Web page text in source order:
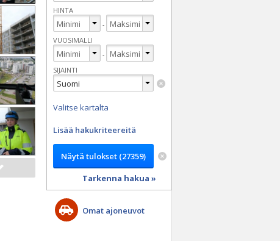
HINTA
-
VUOSIMALLI
-
SIJAINTI
Valitse kartalta
Lisää hakukriteereitä
Tarkenna hakua »
Omat ajoneuvot